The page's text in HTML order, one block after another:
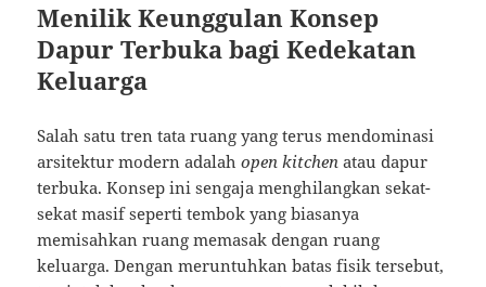
Menilik Keunggulan Konsep
Dapur Terbuka bagi Kedekatan
Keluarga
Salah satu tren tata ruang yang terus mendominasi
arsitektur modern adalahopen kitchen atau dapur
terbuka. Konsep ini sengaja menghilangkan sekat-
sekat masif seperti tembok yang biasanya
memisahkan ruang memasak dengan ruang
keluarga. Dengan meruntuhkan batas fisik tersebut,